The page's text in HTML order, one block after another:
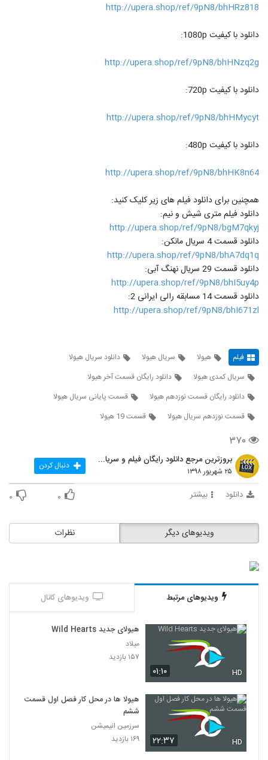
http://upera.shop/ref/9pN8/bhHRz818
دانلود با کیفیت 1080p:
http://upera.shop/ref/9pN8/bhHNzq2g
دانلود با کیفیت 720p:
http://upera.shop/ref/9pN8/bhHMycyt
دانلود با کیفیت 480p:
http://upera.shop/ref/9pN8/bhHK8n64
همچنین برای دانلود فیلم های زیر کلیک کنید:
دانلود فیلم متری شیش و نیم:
http://upera.shop/ref/9pN8/bgM7qkyj
دانلود قسمت 4 سریال مانکن:
http://upera.shop/ref/9pN8/bhA7dq1q
دانلود قسمت 29 سریال نهنگ آبی:
http://upera.shop/ref/9pN8/bhI5uy4p
دانلود قسمت 14 مسابقه رالی ایرانی 2:
http://upera.shop/ref/9pN8/bhI671zl
فیلم هیولا سریال هیولا
دانلود سریال هیولا
سریال کمدی هیولا
دانلود رایگان قسمت آخر هیولا
دانلود رایگان قسمت نوزدهم هیولا
قسمت پایانی سریال هیولا
قسمت نوزدهم سریال هیولا
قسمت 19 هیولا
۳۷۰
بروزترین مرجع دانلود رایگان فیلم و سریال ایرانی
۲۵ شهریور ۱۳۹۸ دنبال کردن
دانلود بیشتر ۰ ۰
نظرات ویدیوهای دیگر
ویدیوهای مرتبط ویدیوهای کانال
۰۱:۱۰ HD
هیولای جدید Wild Hearts
میلاد
۱۵۷ بازدید
۲۲:۳۷ HD
هیولا ها در محل کار فصل اول قسمت
ششم
سرزمین انیمیشن
۱۶۹ بازدید